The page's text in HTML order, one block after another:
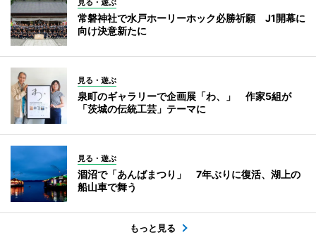
見る・遊ぶ
常磐神社で水戸ホーリーホック必勝祈願 J1開幕に
向け決意新たに
見る・遊ぶ
泉町のギャラリーで企画展「わ、」 作家5組が
「茨城の伝統工芸」テーマに
見る・遊ぶ
涸沼で「あんばまつり」 7年ぶりに復活、湖上の
船山車で舞う
もっと見る